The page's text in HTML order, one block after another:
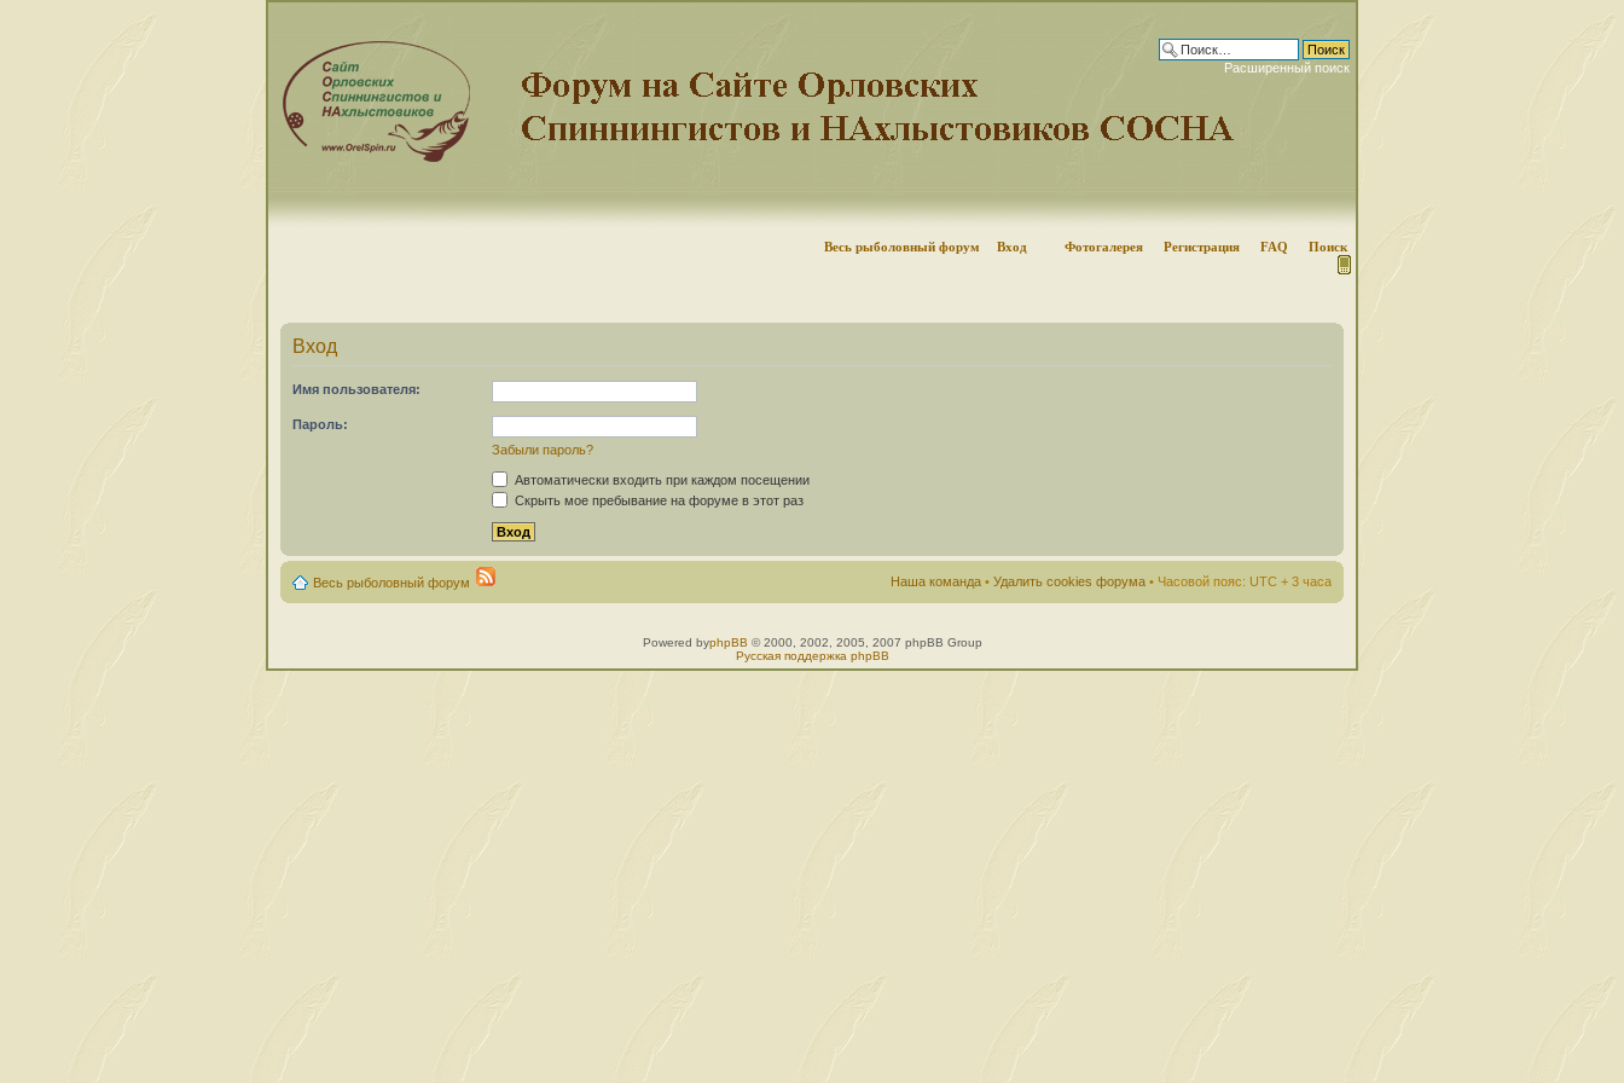
Расширенный поиск
Весь рыболовный форум Вход Фотогалерея Регистрация FAQ Поиск
Вход
Имя пользователя:
Пароль:
Забыли пароль?
Автоматически входить при каждом посещении
Скрыть мое пребывание на форуме в этот раз
Весь рыболовный форум Наша команда • Удалить cookies форума • Часовой пояс: UTC + 3 часа
Powered byphpBB © 2000, 2002, 2005, 2007 phpBB Group
Русская поддержка phpBB